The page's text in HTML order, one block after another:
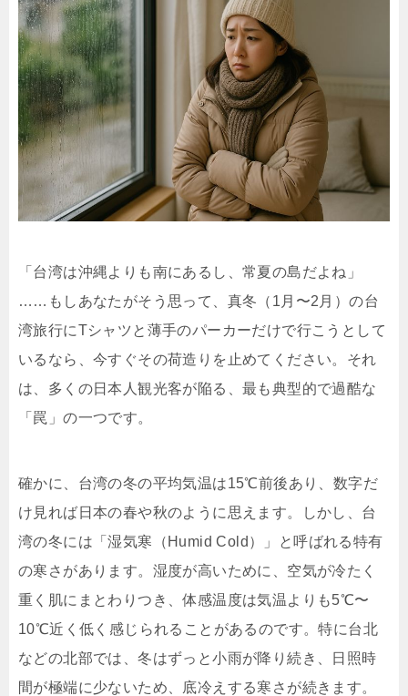
「台湾は沖縄よりも南にあるし、常夏の島だよね」
……もしあなたがそう思って、真冬（1月〜2月）の台
湾旅行にTシャツと薄手のパーカーだけで行こうとして
いるなら、今すぐその荷造りを止めてください。それ
は、多くの日本人観光客が陥る、最も典型的で過酷な
「罠」の一つです。
確かに、台湾の冬の平均気温は15℃前後あり、数字だ
け見れば日本の春や秋のように思えます。しかし、台
湾の冬には「湿気寒（Humid Cold）」と呼ばれる特有
の寒さがあります。湿度が高いために、空気が冷たく
重く肌にまとわりつき、体感温度は気温よりも5℃〜
10℃近く低く感じられることがあるのです。特に台北
などの北部では、冬はずっと小雨が降り続き、日照時
間が極端に少ないため、底冷えする寒さが続きます。